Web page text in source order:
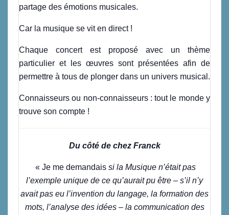
partage des émotions musicales.
Car la musique se vit en direct !
Chaque concert est proposé avec un thème
particulier et les œuvres sont présentées afin de
permettre à tous de plonger dans un univers musical.
Connaisseurs ou non-connaisseurs : tout le monde y
trouve son compte !
Du côté de chez Franck
« Je me demandais si la Musique n’était pas
l’exemple unique de ce qu’aurait pu être – s’il n’y
avait pas eu l’invention du langage, la formation des
mots, l’analyse des idées – la communication des